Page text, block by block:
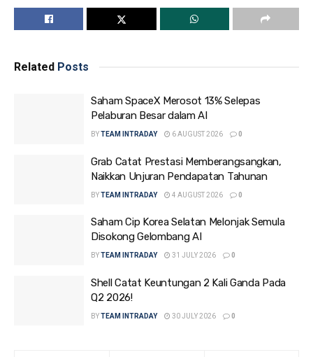
Related Posts
Saham SpaceX Merosot 13% Selepas
Pelaburan Besar dalam AI
BYTEAM INTRADAY 6 AUGUST 2026 0
Grab Catat Prestasi Memberangsangkan,
Naikkan Unjuran Pendapatan Tahunan
BYTEAM INTRADAY 4 AUGUST 2026 0
Saham Cip Korea Selatan Melonjak Semula
Disokong Gelombang AI
BYTEAM INTRADAY 31 JULY 2026 0
Shell Catat Keuntungan 2 Kali Ganda Pada
Q2 2026!
BYTEAM INTRADAY 30 JULY 2026 0